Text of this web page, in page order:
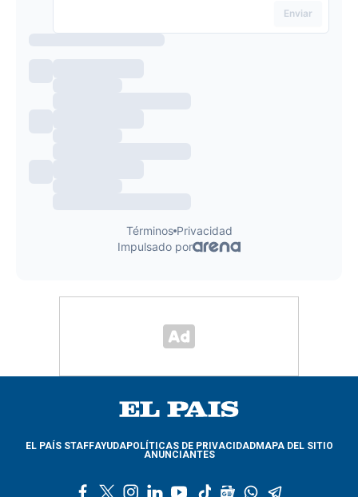
EL PAÍS STAFFAYUDAPOLÍTICAS DE PRIVACIDADMAPA DEL SITIO
ANUNCIANTES
l y t g w